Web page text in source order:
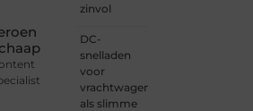
zinvol
DC-
snelladen
voor
vrachtwagens
als slimme